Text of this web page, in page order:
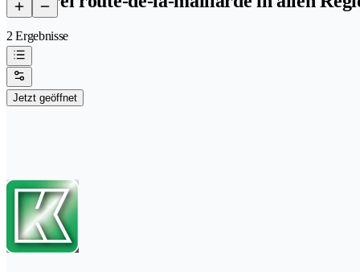
2 Ergebnisse
Jetzt geöffnet